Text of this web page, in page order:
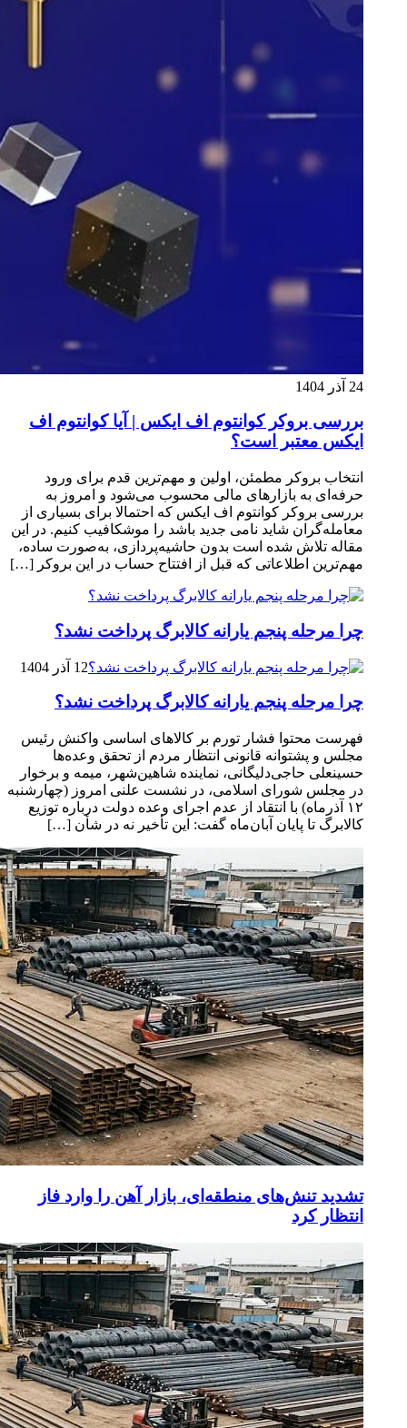
24 آذر 1404
بررسی بروکر کوانتوم اف ایکس | آیا کوانتوم اف
ایکس معتبر است؟
انتخاب بروکر مطمئن، اولین و مهم‌ترین قدم برای ورود
حرفه‌ای به بازارهای مالی محسوب می‌شود و امروز به
بررسی بروکر کوانتوم اف ایکس که احتمالا برای بسیاری از
معامله‌گران شاید نامی جدید باشد را موشکافیب کنیم. در این
مقاله تلاش شده است بدون حاشیه‌پردازی، به‌صورت ساده،
مهم‌ترین اطلاعاتی که قبل از افتتاح حساب در این بروکر […]
چرا مرحله پنجم یارانه کالابرگ پرداخت نشد؟
12 آذر 1404
چرا مرحله پنجم یارانه کالابرگ پرداخت نشد؟
فهرست محتوا فشار تورم بر کالاهای اساسی واکنش رئیس
مجلس و پشتوانه قانونی انتظار مردم از تحقق وعده‌ها
حسینعلی حاجی‌دلیگانی، نماینده شاهین‌شهر، میمه و برخوار
در مجلس شورای اسلامی، در نشست علنی امروز (چهارشنبه
۱۲ آذرماه) با انتقاد از عدم اجرای وعده دولت درباره توزیع
کالابرگ تا پایان آبان‌ماه گفت: این تأخیر نه در شأن […]
تشدید تنش‌های منطقه‌ای، بازار آهن را وارد فاز
انتظار کرد